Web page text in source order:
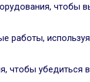
чтобы
работы,
чтобы убедиться